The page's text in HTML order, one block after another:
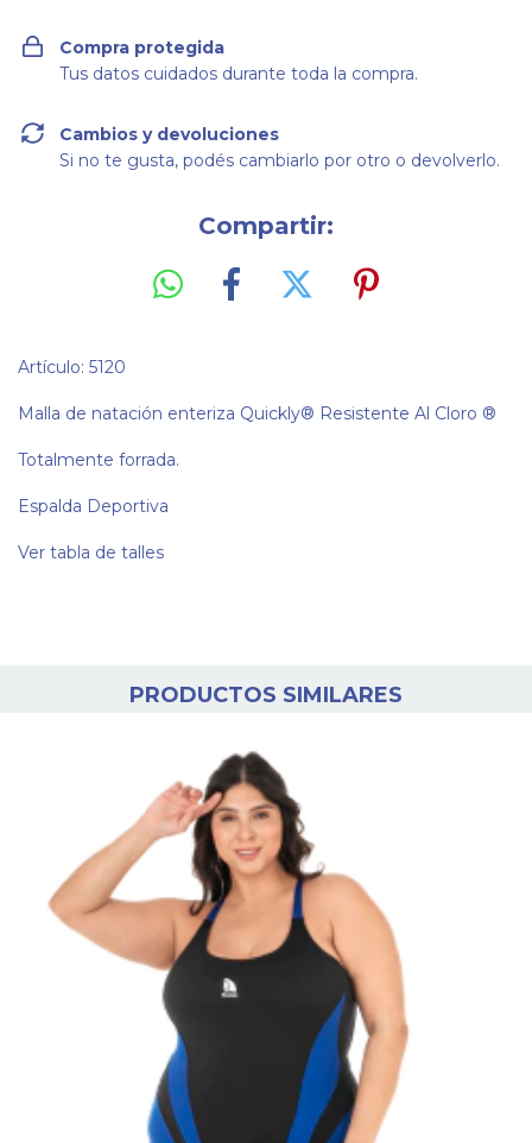
Compra protegida
Tus datos cuidados durante toda la compra.
Cambios y devoluciones
Si no te gusta, podés cambiarlo por otro o devolverlo.
Compartir:
Artículo: 5120
Malla de natación enteriza Quickly® Resistente Al Cloro ®
Totalmente forrada.
Espalda Deportiva
Ver tabla de talles
PRODUCTOS SIMILARES